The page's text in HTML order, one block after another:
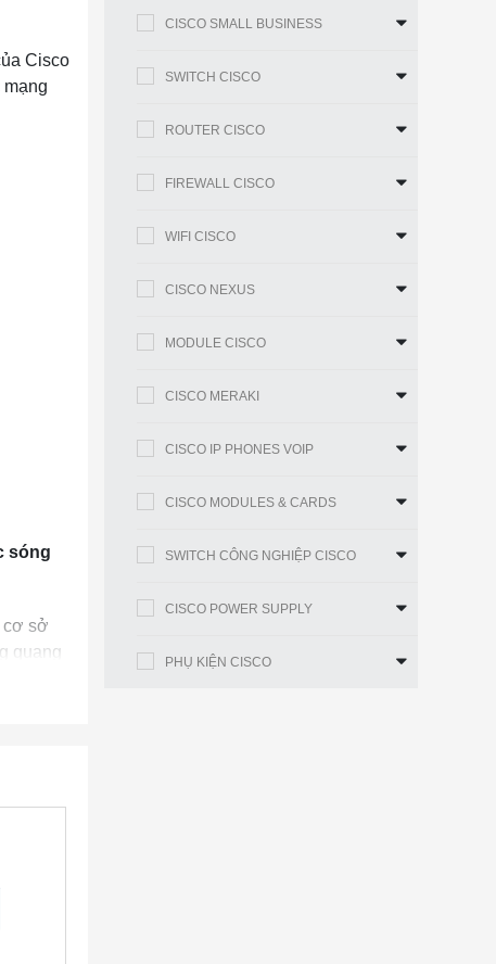
Cisco
sóng
cơ sở
quang
cáp
CISCO SMALL BUSINESS
SWITCH CISCO
ROUTER CISCO
FIREWALL CISCO
WIFI CISCO
CISCO NEXUS
MODULE CISCO
CISCO MERAKI
CISCO IP PHONES VOIP
CISCO MODULES & CARDS
SWITCH CÔNG NGHIỆP CISCO
CISCO POWER SUPPLY
PHỤ KIỆN CISCO